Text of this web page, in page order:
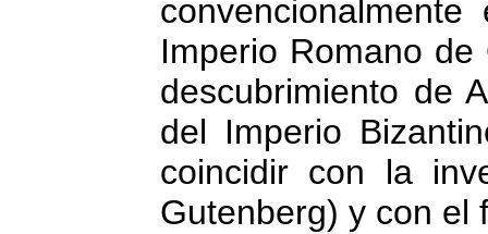
Imperio Romano
descubrimiento de
del Imperio
coincidir con la
Gutenberg) y con el